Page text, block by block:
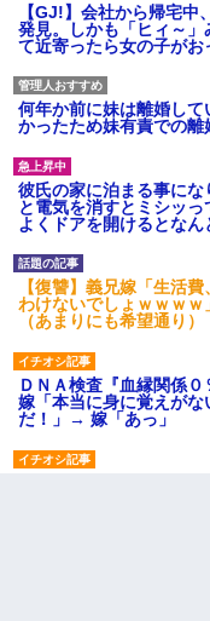
【GJ!】会社から帰宅
発見。しかも「ヒィ～
て近寄ったら女の子が
何年か前に妹は離婚し
かったため妹有責での
彼氏の家に泊まる事にな
と電気を消すとミシッ
よくドアを開けるとな
【復讐】義兄嫁「生活
わけないでしょｗｗｗ
（あまりにも希望通り）
ＤＮＡ検査『血縁関係
嫁「本当に身に覚えがな
だ！」→ 嫁「あっ」